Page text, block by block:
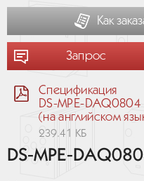
Как
Запрос
Спецификация
DS-MPE-DAQ0804
(на английском
239.41 КБ
DS-MPE-